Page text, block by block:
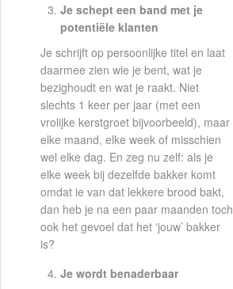
Je schept een band met je
potentiële klanten
Je schrijft op persoonlijke titel en laat
daarmee zien wie je bent, wat je
bezighoudt en wat je raakt. Niet
slechts 1 keer per jaar (met een
vrolijke kerstgroet bijvoorbeeld), maar
elke maand, elke week of misschien
wel elke dag. En zeg nu zelf: als je
elke week bij dezelfde bakker komt
omdat ie van dat lekkere brood bakt,
dan heb je na een paar maanden toch
ook het gevoel dat het ‘jouw’ bakker
is?
Je wordt benaderbaar